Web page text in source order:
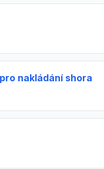
nakládání shora